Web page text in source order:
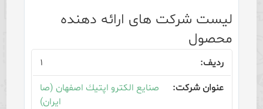
لیست شرکت های ارائه دهنده
محصول
۱
صنایع الکترو اپتیك اصفهان (صا
ایران)